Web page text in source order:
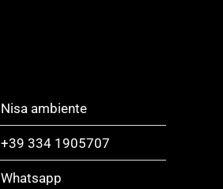
Nisa ambiente
+39 334 1905707
Whatsapp